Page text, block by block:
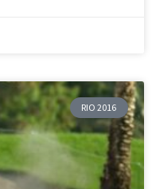
RIO 2016